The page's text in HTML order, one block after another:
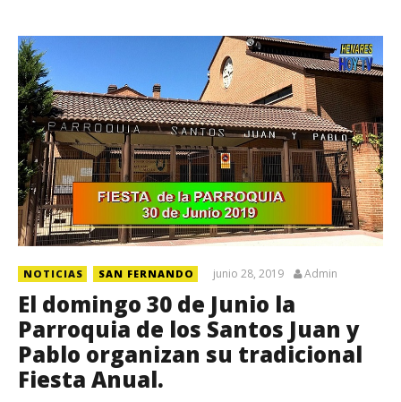
NOTICIAS SAN FERNANDO junio 28, 2019 Admin
El domingo 30 de Junio la
Parroquia de los Santos Juan y
Pablo organizan su tradicional
Fiesta Anual.